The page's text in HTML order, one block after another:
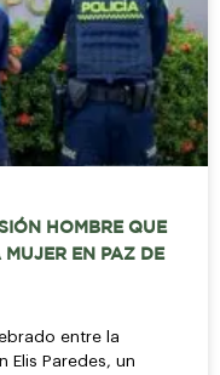
HOMBRE QUE
EN PAZ DE
entre la
Elis Paredes, un